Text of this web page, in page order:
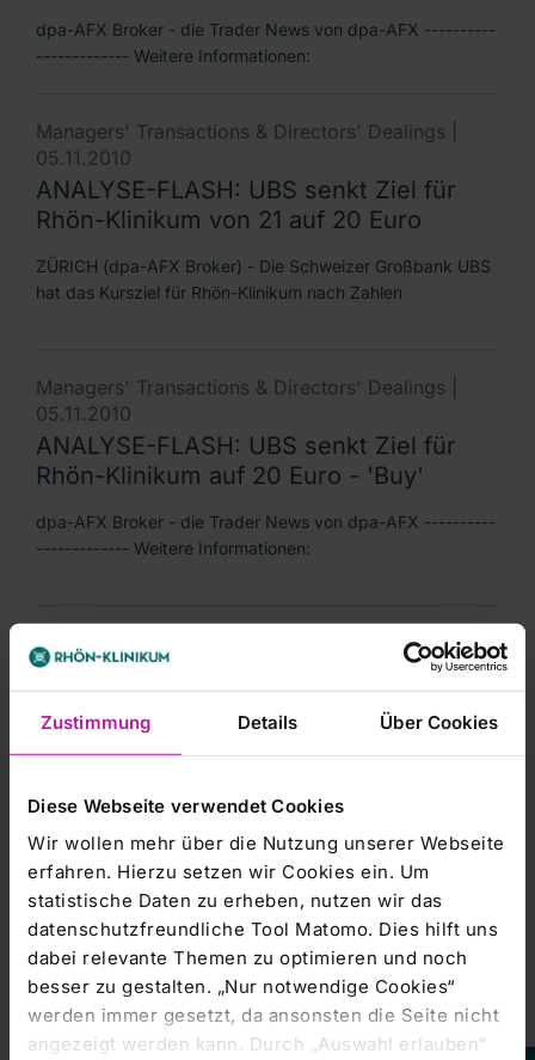
Zustimmung Details Über Cookies
Diese Webseite verwendet Cookies
Wir wollen mehr über die Nutzung unserer Webseite
erfahren. Hierzu setzen wir Cookies ein. Um
statistische Daten zu erheben, nutzen wir das
datenschutzfreundliche Tool Matomo. Dies hilft uns
dabei relevante Themen zu optimieren und noch
besser zu gestalten. „Nur notwendige Cookies“
werden immer gesetzt, da ansonsten die Seite nicht
angezeigt werden kann. Durch „Auswahl erlauben“
dpa-AFX Broker - die Trader News von dpa-AFX ----------
------------- Weitere Informationen:
Managers' Transactions & Directors' Dealings |
05.11.2010
ANALYSE-FLASH: UBS senkt Ziel für
Rhön-Klinikum von 21 auf 20 Euro
ZÜRICH (dpa-AFX Broker) - Die Schweizer Großbank UBS
hat das Kursziel für Rhön-Klinikum nach Zahlen
Managers' Transactions & Directors' Dealings |
05.11.2010
ANALYSE-FLASH: UBS senkt Ziel für
Rhön-Klinikum auf 20 Euro - 'Buy'
dpa-AFX Broker - die Trader News von dpa-AFX ----------
------------- Weitere Informationen:
Managers' Transactions & Directors' Dealings |
04.11.2010
ANALYSE-FLASH: Commerzbank
belässt Rhön-Klinikum auf 'Buy' - Ziel
20 Euro
FRANKFURT (dpa-AFX Broker) - Die Commerzbank hat
Rhön-Klinikum nach Zahlen auf 'Buy' mit einem Kursziel
Managers' Transactions & Directors' Dealings |
04.11.2010
ANALYSE-FLASH: Equinet belässt
Rhön-Klinikum auf 'Buy' - Ziel 21 Euro
dpa-AFX Broker - die Trader News von dpa-AFX ----------